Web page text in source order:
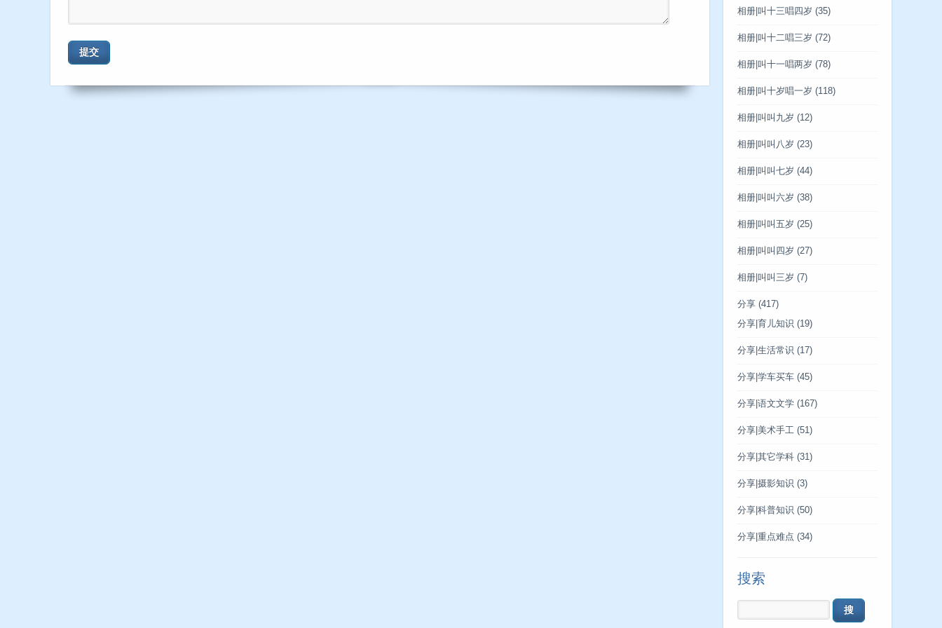
相册|叫十三唱四岁 (35)
相册|叫十二唱三岁 (72)
相册|叫十一唱两岁 (78)
相册|叫十岁唱一岁 (118)
相册|叫叫九岁 (12)
相册|叫叫八岁 (23)
相册|叫叫七岁 (44)
相册|叫叫六岁 (38)
相册|叫叫五岁 (25)
相册|叫叫四岁 (27)
相册|叫叫三岁 (7)
分享 (417)
分享|育儿知识 (19)
分享|生活常识 (17)
分享|学车买车 (45)
分享|语文文学 (167)
分享|美术手工 (51)
分享|其它学科 (31)
分享|摄影知识 (3)
分享|科普知识 (50)
分享|重点难点 (34)
搜索